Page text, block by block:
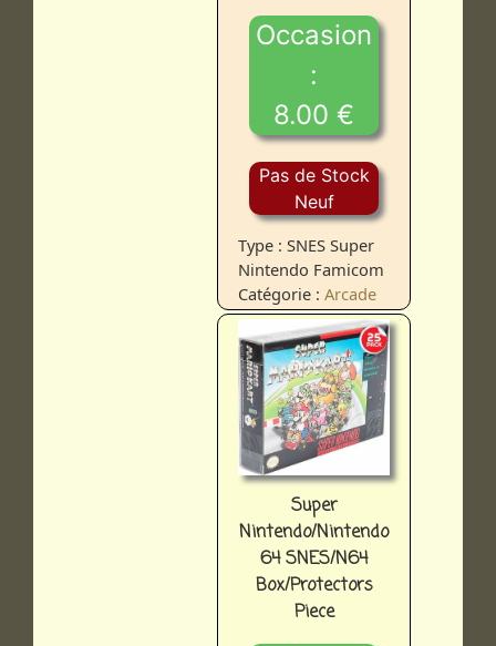
Occasion
:
8.00 €
Pas de Stock
Neuf
Type : SNES Super
Nintendo Famicom
Catégorie :Arcade
Super
Nintendo/Nintendo
64 SNES/N64
Box/Protectors
Piece